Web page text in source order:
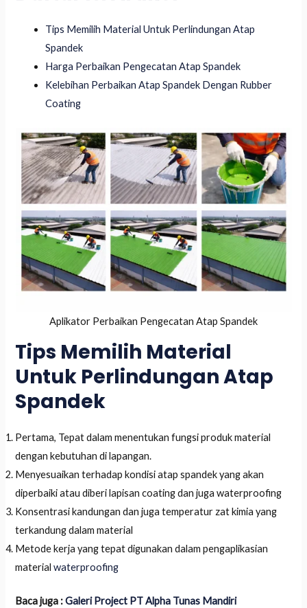
Tips Memilih Material Untuk Perlindungan Atap
Spandek
Harga Perbaikan Pengecatan Atap Spandek
Kelebihan Perbaikan Atap Spandek Dengan Rubber
Coating
Aplikator Perbaikan Pengecatan Atap Spandek
Tips Memilih Material
Untuk Perlindungan Atap
Spandek
Pertama, Tepat dalam menentukan fungsi produk material
dengan kebutuhan di lapangan.
Menyesuaikan terhadap kondisi atap spandek yang akan
diperbaiki atau diberi lapisan coating dan juga waterproofing
Konsentrasi kandungan dan juga temperatur zat kimia yang
terkandung dalam material
Metode kerja yang tepat digunakan dalam pengaplikasian
materialwaterproofing
Baca juga :Galeri Project PT Alpha Tunas Mandiri